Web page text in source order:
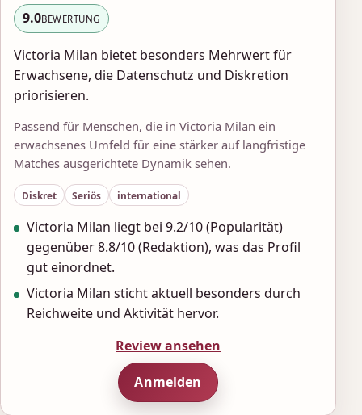
9.0BEWERTUNG
Victoria Milan bietet besonders Mehrwert für
Erwachsene, die Datenschutz und Diskretion
priorisieren.
Passend für Menschen, die in Victoria Milan ein
erwachsenes Umfeld für eine stärker auf langfristige
Matches ausgerichtete Dynamik sehen.
Diskret Seriös international
Victoria Milan liegt bei 9.2/10 (Popularität)
gegenüber 8.8/10 (Redaktion), was das Profil
gut einordnet.
Victoria Milan sticht aktuell besonders durch
Reichweite und Aktivität hervor.
Review ansehen
Anmelden